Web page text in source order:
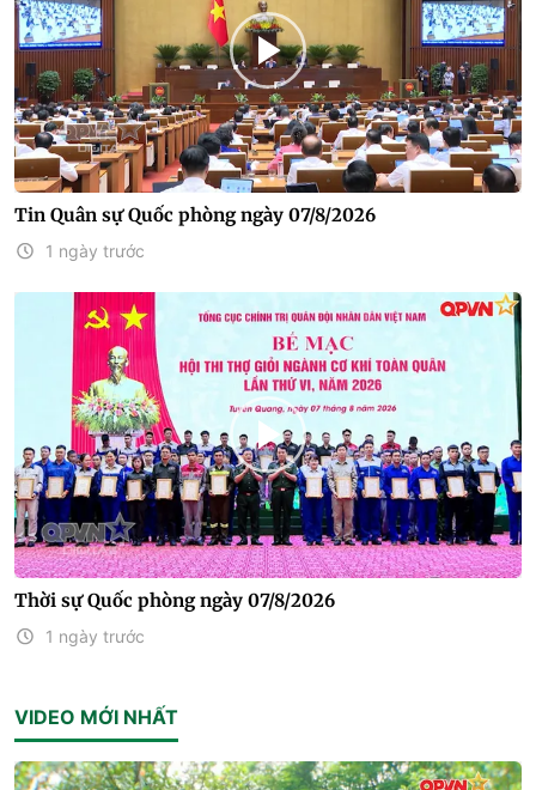
Tin Quân sự Quốc phòng ngày 07/8/2026
1 ngày trước
Thời sự Quốc phòng ngày 07/8/2026
1 ngày trước
VIDEO MỚI NHẤT